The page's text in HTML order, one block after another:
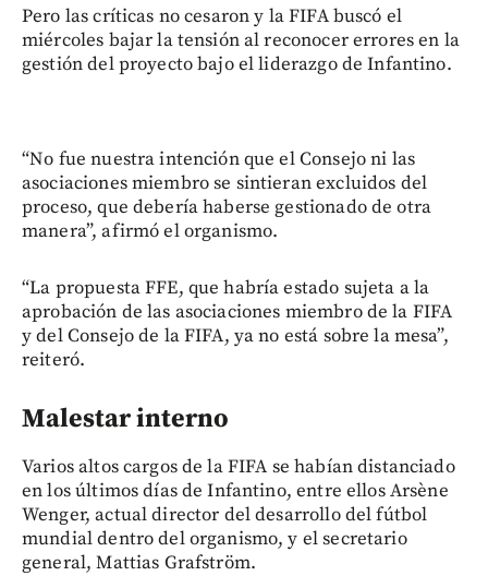
Pero las críticas no cesaron y la FIFA buscó el
miércoles bajar la tensión al reconocer errores en la
gestión del proyecto bajo el liderazgo de Infantino.
“No fue nuestra intención que el Consejo ni las
asociaciones miembro se sintieran excluidos del
proceso, que debería haberse gestionado de otra
manera”, afirmó el organismo.
“La propuesta FFE, que habría estado sujeta a la
aprobación de las asociaciones miembro de la FIFA
y del Consejo de la FIFA, ya no está sobre la mesa”,
reiteró.
Malestar interno
Varios altos cargos de la FIFA se habían distanciado
en los últimos días de Infantino, entre ellos Arsène
Wenger, actual director del desarrollo del fútbol
mundial dentro del organismo, y el secretario
general, Mattias Grafström.